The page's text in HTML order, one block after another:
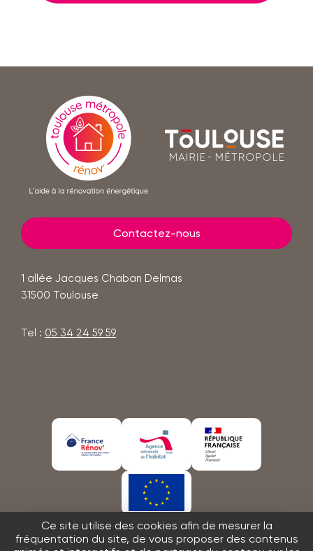
En
savoir
plus
Toulouse
mairie
Contactez-nous
1 allée Jacques Chaban Delmas
31500 Toulouse
Tel : 05 34 24 59 59
En
savoir
plus
plus
savoir
Ce site utilise des cookies afin de mesurer la
fréquentation du site, de vous proposer des contenus